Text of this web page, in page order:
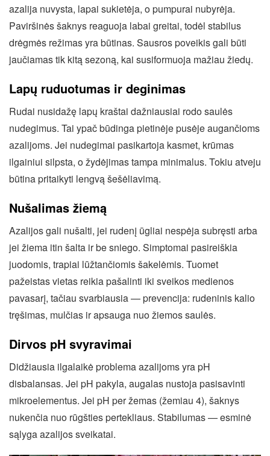
azalija nuvysta, lapai sukietėja, o pumpurai nubyrėja.
Paviršinės šaknys reaguoja labai greitai, todėl stabilus
drėgmės režimas yra būtinas. Sausros poveikis gali būti
jaučiamas tik kitą sezoną, kai susiformuoja mažiau žiedų.
Lapų ruduotumas ir deginimas
Rudai nusidažę lapų kraštai dažniausiai rodo saulės
nudegimus. Tai ypač būdinga pietinėje pusėje augančioms
azalijoms. Jei nudegimai pasikartoja kasmet, krūmas
ilgainiui silpsta, o žydėjimas tampa minimalus. Tokiu atveju
būtina pritaikyti lengvą šešėliavimą.
Nušalimas žiemą
Azalijos gali nušalti, jei rudenį ūgliai nespėja subręsti arba
jei žiema itin šalta ir be sniego. Simptomai pasireiškia
juodomis, trapiai lūžtančiomis šakelėmis. Tuomet
pažeistas vietas reikia pašalinti iki sveikos medienos
pavasarį, tačiau svarbiausia — prevencija: rudeninis kalio
tręšimas, mulčias ir apsauga nuo žiemos saulės.
Dirvos pH svyravimai
Didžiausia ilgalaikė problema azalijoms yra pH
disbalansas. Jei pH pakyla, augalas nustoja pasisavinti
mikroelementus. Jei pH per žemas (žemiau 4), šaknys
nukenčia nuo rūgšties pertekliaus. Stabilumas — esminė
sąlyga azalijos sveikatai.